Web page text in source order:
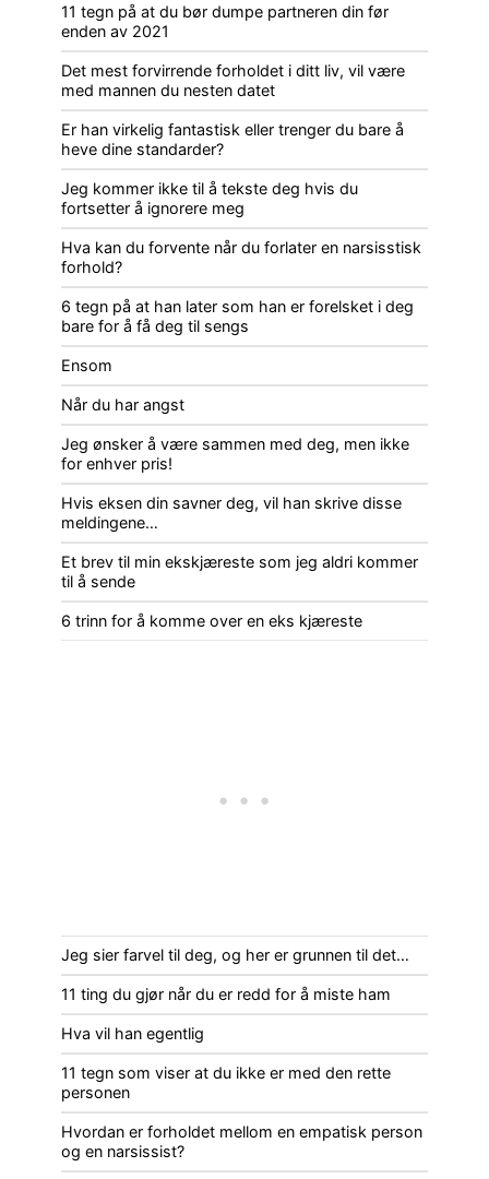
11 tegn på at du bør dumpe partneren din før
enden av 2021
Det mest forvirrende forholdet i ditt liv, vil være
med mannen du nesten datet
Er han virkelig fantastisk eller trenger du bare å
heve dine standarder?
Jeg kommer ikke til å tekste deg hvis du
fortsetter å ignorere meg
Hva kan du forvente når du forlater en narsisstisk
forhold?
6 tegn på at han later som han er forelsket i deg
bare for å få deg til sengs
Ensom
Når du har angst
Jeg ønsker å være sammen med deg, men ikke
for enhver pris!
Hvis eksen din savner deg, vil han skrive disse
meldingene…
Et brev til min ekskjæreste som jeg aldri kommer
til å sende
6 trinn for å komme over en eks kjæreste
Jeg sier farvel til deg, og her er grunnen til det…
11 ting du gjør når du er redd for å miste ham
Hva vil han egentlig
11 tegn som viser at du ikke er med den rette
personen
Hvordan er forholdet mellom en empatisk person
og en narsissist?